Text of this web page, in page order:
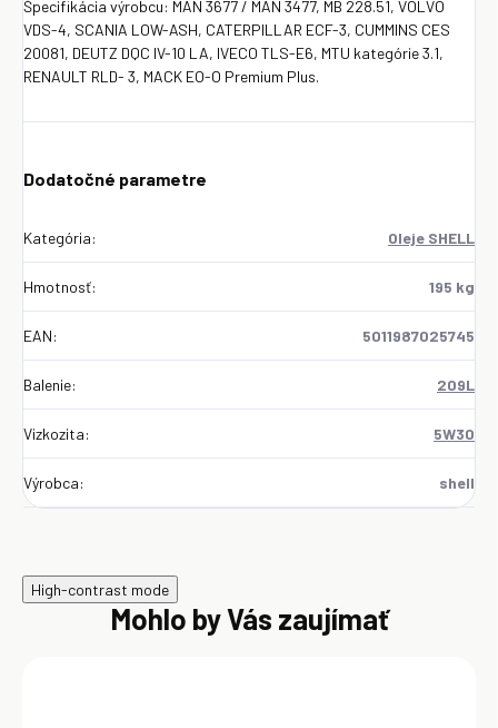
Špecifikácia výrobcu: MAN 3677 / MAN 3477, MB 228.51, VOLVO
VDS-4, SCANIA LOW-ASH, CATERPILLAR ECF-3, CUMMINS CES
20081, DEUTZ DQC IV-10 LA, IVECO TLS-E6, MTU kategórie 3.1,
RENAULT RLD- 3, MACK EO-O Premium Plus.
Dodatočné parametre
Kategória: Oleje SHELL
Hmotnosť: 195 kg
EAN: 5011987025745
Balenie: 209L
Vizkozita: 5W30
Výrobca: shell
High-contrast mode
Mohlo by Vás zaujímať